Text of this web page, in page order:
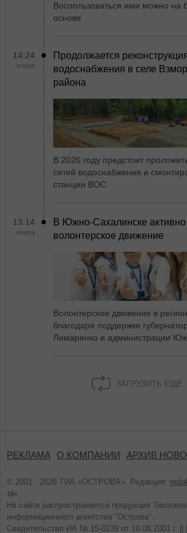
Воспользоваться ими можно на
основе
14:24
вчера
Продолжается
водоснабжения в селе
района
В 2026 году предстоит
сетей водоснабжения и
станции ВОС
13:14
вчера
В Южно-Сахалинске активно
волонтерское движение
Волонтерское движение в
благодаря поддержке
Лимаренко и администрации
ЗАГРУЗИТЬ ЕЩЕ
РЕКЛАМА О КОМПАНИИ АРХИВ
© 2001 - 2026 ТИА «ОСТРОВА». Редакция:
18+
На сайте распространяется продукция
информационного агентства "Острова".
Свидетельство ИА № 15-0239 от 10.08.2001 г. ||